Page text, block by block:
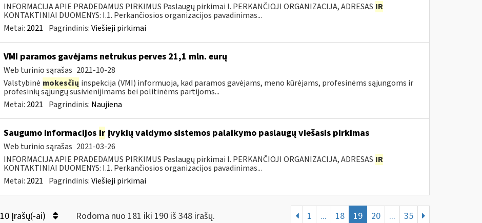
INFORMACIJA APIE PRADEDAMUS PIRKIMUS Paslaugų pirkimai I. PERKANČIOJI ORGANIZACIJA, ADRESAS IR
KONTAKTINIAI DUOMENYS: I.1. Perkančiosios organizacijos pavadinimas...
Metai: 2021 Pagrindinis:Viešieji pirkimai
VMI paramos gavėjams netrukus perves 21,1 mln. eurų
Web turinio sąrašas 2021-10-28
Valstybinė mokesčių inspekcija (VMI) informuoja, kad paramos gavėjams, meno kūrėjams, profesinėms sąjungoms ir
profesinių sąjungų susivienijimams bei politinėms partijoms...
Metai: 2021 Pagrindinis: Naujiena
Saugumo informacijos irįvykių valdymo sistemos palaikymo paslaugų viešasis pirkimas
Web turinio sąrašas 2021-03-26
INFORMACIJA APIE PRADEDAMUS PIRKIMUS Paslaugų pirkimai I. PERKANČIOJI ORGANIZACIJA, ADRESAS IR
KONTAKTINIAI DUOMENYS: I.1. Perkančiosios organizacijos pavadinimas...
Metai: 2021 Pagrindinis:Viešieji pirkimai
10 Įrašų(-ai) Rodoma nuo 181 iki 190 iš 348 irašų. 1 ... 18 19 20 ... 35